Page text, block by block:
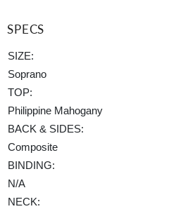
SPECS
SIZE:
Soprano
TOP:
Philippine Mahogany
BACK & SIDES:
Composite
BINDING:
N/A
NECK: